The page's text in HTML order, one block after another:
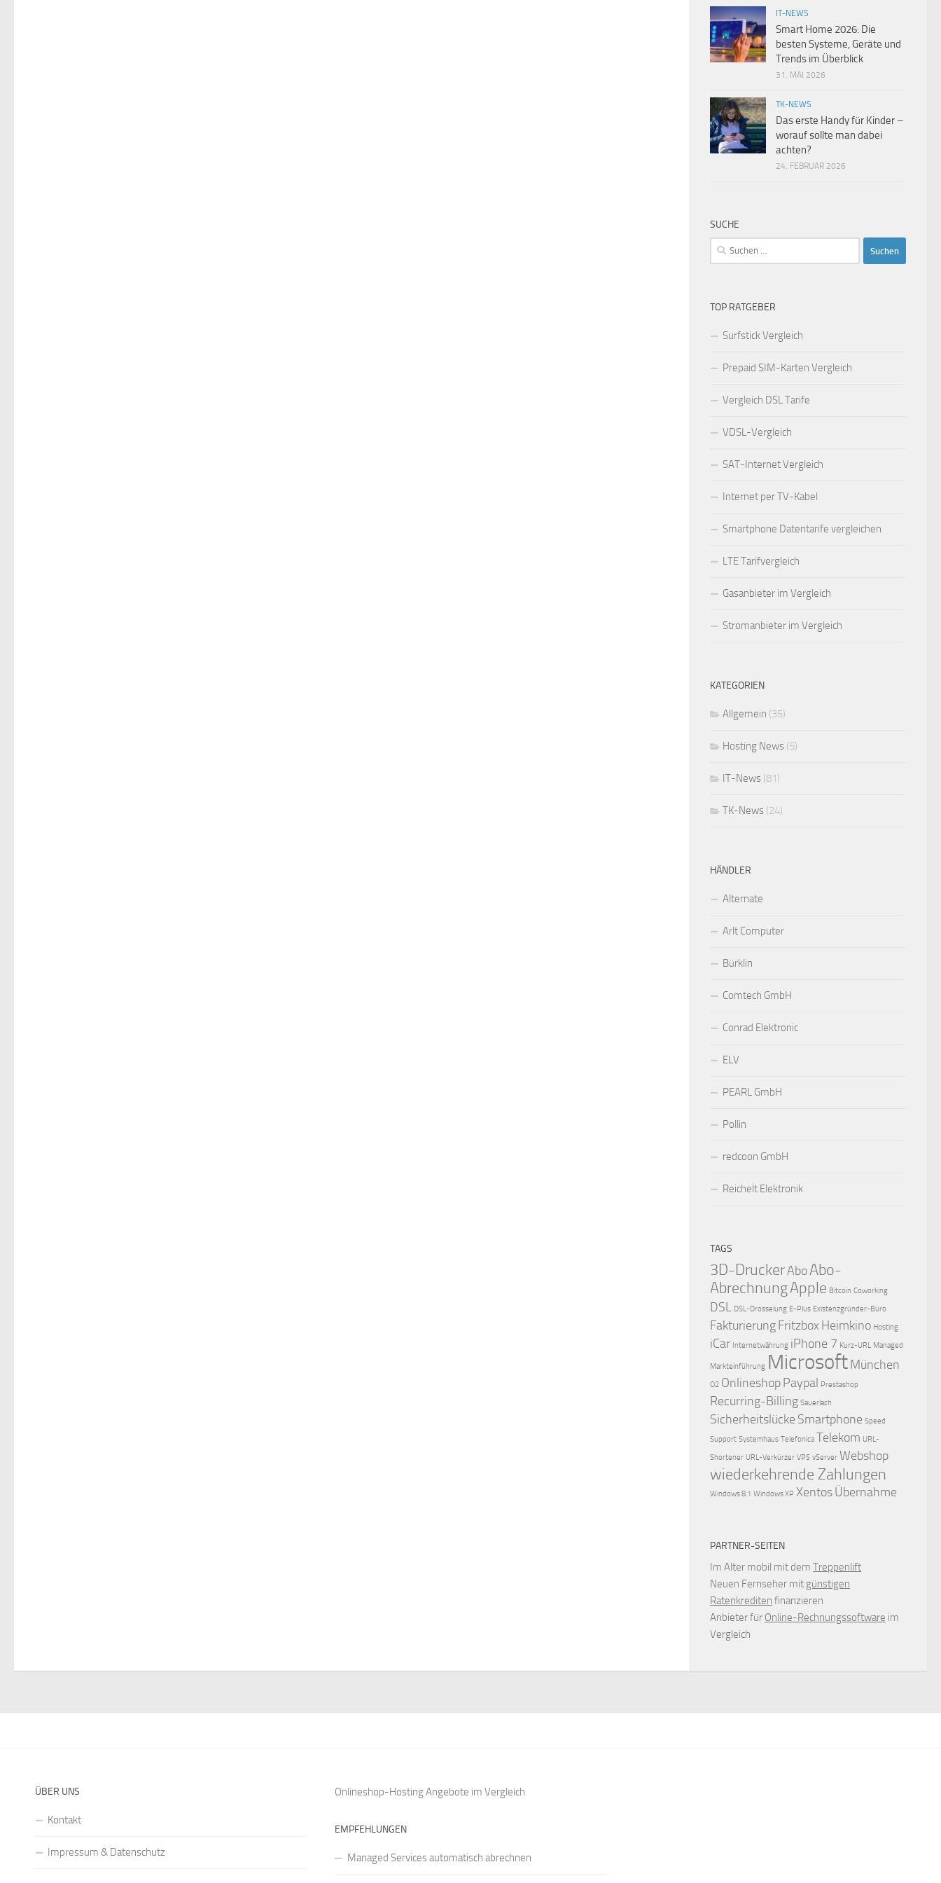
IT-NEWS
Smart Home 2026: Die
besten Systeme, Geräte und
Trends im Überblick
31. MAI 2026
TK-NEWS
Das erste Handy für Kinder –
worauf sollte man dabei
achten?
24. FEBRUAR 2026
SUCHE
Suchen
nach:
TOP RATGEBER
Surfstick Vergleich
Prepaid SIM-Karten Vergleich
Vergleich DSL Tarife
VDSL-Vergleich
SAT-Internet Vergleich
Internet per TV-Kabel
Smartphone Datentarife vergleichen
LTE Tarifvergleich
Gasanbieter im Vergleich
Stromanbieter im Vergleich
KATEGORIEN
Allgemein (35)
Hosting News (5)
IT-News (81)
TK-News (24)
HÄNDLER
Alternate
Arlt Computer
Bürklin
Comtech GmbH
Conrad Elektronic
ELV
PEARL GmbH
Pollin
redcoon GmbH
Reichelt Elektronik
TAGS
3D-DruckerAboAbo-
AbrechnungApple Bitcoin Coworking
DSL DSL-Drosselung E-Plus Existenzgründer-Büro
Fakturierung Fritzbox Heimkino Hosting
iCar Internetwährung iPhone 7 Kurz-URL Managed
Markteinführung Microsoft München
O2 Onlineshop Paypal Prestashop
Recurring-Billing Sauerlach
Sicherheitslücke Smartphone Speed
Support Systemhaus Telefonica Telekom URL-
Shortener URL-Verkürzer VPS vServer Webshop
wiederkehrende Zahlungen
Windows 8.1 Windows XP XentosÜbernahme
PARTNER-SEITEN
Im Alter mobil mit dem Treppenlift
Neuen Fernseher mit günstigen
Ratenkrediten finanzieren
Anbieter für Online-Rechnungssoftware im
Vergleich
ÜBER UNS
Kontakt
Impressum & Datenschutz
Onlineshop-Hosting Angebote im Vergleich
EMPFEHLUNGEN
Managed Services automatisch abrechnen